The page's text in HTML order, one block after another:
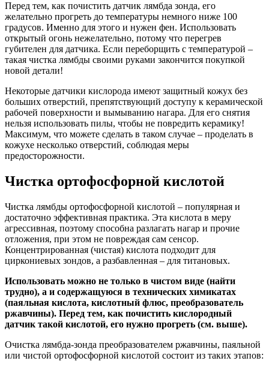
Перед тем, как почистить датчик лямбда зонда, его
желательно прогреть до температуры немного ниже 100
градусов. Именно для этого и нужен фен. Использовать
открытый огонь нежелательно, потому что перегрев
губителен для датчика. Если переборщить с температурой –
такая чистка лямбды своими руками закончится покупкой
новой детали!
Некоторые датчики кислорода имеют защитный кожух без
больших отверстий, препятствующий доступу к керамической
рабочей поверхности и вымыванию нагара. Для его снятия
нельзя использовать пилы, чтобы не повредить керамику!
Максимум, что можете сделать в таком случае – проделать в
кожухе несколько отверстий, соблюдая меры
предосторожности.
Чистка ортофосфорной кислотой
Чистка лямбды ортофосфорной кислотой – популярная и
достаточно эффективная практика. Эта кислота в меру
агрессивная, поэтому способна разлагать нагар и прочие
отложения, при этом не повреждая сам сенсор.
Концентрированная (чистая) кислота подходит для
циркониевых зондов, а разбавленная – для титановых.
Использовать можно не только в чистом виде (найти
трудно), а и содержащуюся в технических химикатах
(паяльная кислота, кислотный флюс, преобразователь
ржавчины). Перед тем, как почистить кислородный
датчик такой кислотой, его нужно прогреть (см. выше).
Очистка лямбда-зонда преобразователем ржавчины, паяльной
или чистой ортофосфорной кислотой состоит из таких этапов: